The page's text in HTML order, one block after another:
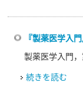
『製薬医学入
製薬医学入門
続きを読む